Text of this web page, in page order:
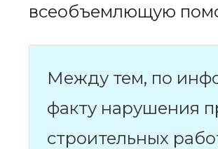
всеобъемлющую
Между тем, по
факту нарушения
строительных